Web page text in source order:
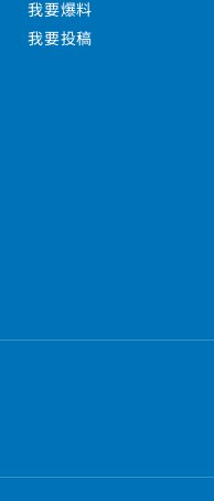
我要爆料
我要投稿